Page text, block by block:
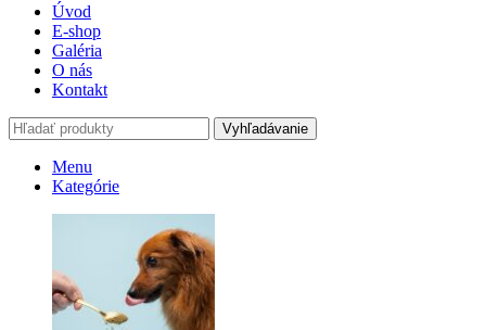
Úvod
E-shop
Galéria
O nás
Kontakt
Vyhľadávanie
Menu
Kategórie